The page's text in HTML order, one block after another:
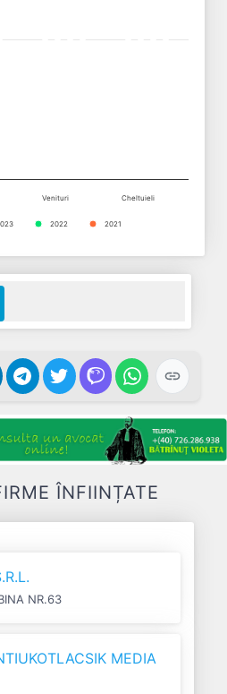
Venituri Cheltuieli
2022 2021
ÎNFIINȚATE
NR.63
MEDIA